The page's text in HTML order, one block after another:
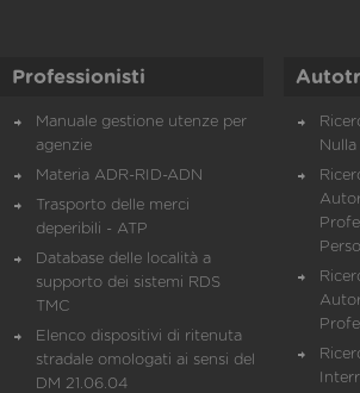
Professionisti
Manuale gestione utenze per
agenzie
Materia ADR-RID-ADN
Trasporto delle merci
deperibili - ATP
Database delle località a
supporto dei sistemi RDS
TMC
Elenco dispositivi di ritenuta
stradale omologati ai sensi del
DM 21.06.04